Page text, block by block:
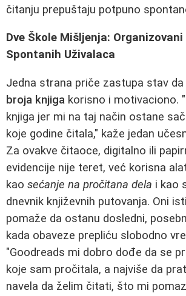
čitanju prepuštaju potpuno
Dve Škole Mišljenja:
Spontanih Uživalaca
Jedna strana priče zastupa stav da
broja knjiga korisno i motivaciono.
knjiga jer mi na taj način ostane
koje godine čitala," kaže jedan
Za ovakve čitaoce, digitalno ili
evidencije nije teret, već korisna
kao sećanje na pročitana dela i kao
dnevnik književnih putovanja. Oni
pomaže da ostanu dosledni,
kada obaveze prepliću slobodno
"Goodreads mi dobro dođe da se
koje sam pročitala, a najviše da
navela da želim čitati, što mi